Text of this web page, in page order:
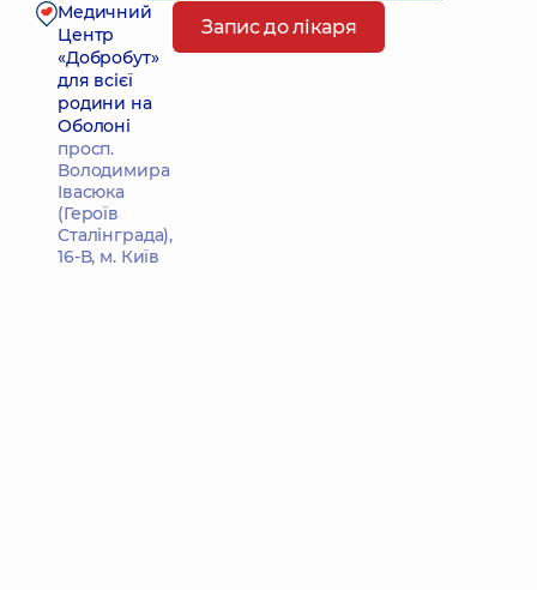
Медичний
Центр
«Добробут»
для всієї
родини на
Оболоні
просп.
Володимира
Івасюка
(Героїв
Сталінграда),
16-В, м. Київ
Запис до лікаря